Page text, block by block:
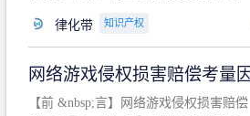
冲突。基于此，凡是因该外观设计的实
于该款规定的规制范畴。“合法权利”不
作狭义解释，一般情况下，只要依法享
律化带 知识产权
网络游戏侵权损害赔偿考量
【前 &nbsp;言】网络游戏侵权损害赔偿